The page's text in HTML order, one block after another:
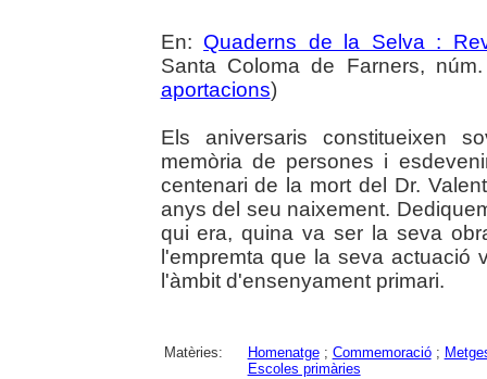
En: Quaderns de la Selva :
Santa Coloma de Farners,
aportacions)
Els aniversaris constitueixen
memòria de persones i
centenari de la mort del Dr.
anys del seu naixement.
qui era, quina va ser la seva
l'empremta que la seva
l'àmbit d'ensenyament primari.
Matèries: Homenatge; Commemoració;
Escoles primàries